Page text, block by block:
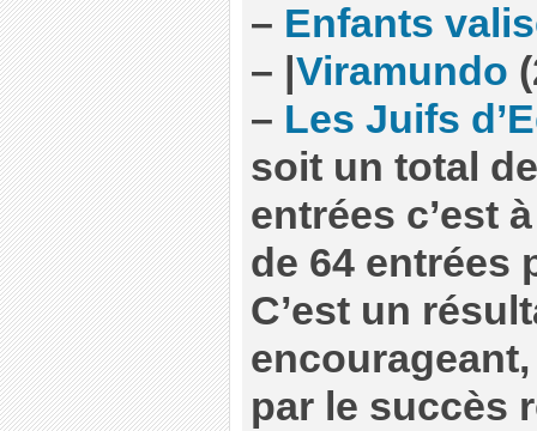
– Enfants
– Viramundo
– Les Juifs
soit un total
entrées c’est
de 64 entrées
C’est un
par le succès